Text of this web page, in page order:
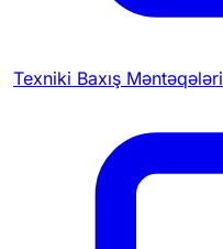
Texniki Baxış Məntəqələri